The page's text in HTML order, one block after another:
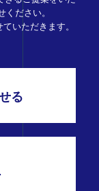
ださい。
いただきます。
る